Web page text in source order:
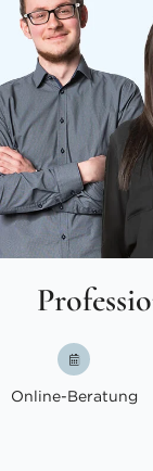
Online-Beratung